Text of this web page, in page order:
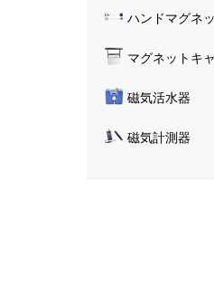
ハンドマグネ
マグネットキ
磁気活水器
磁気計測器